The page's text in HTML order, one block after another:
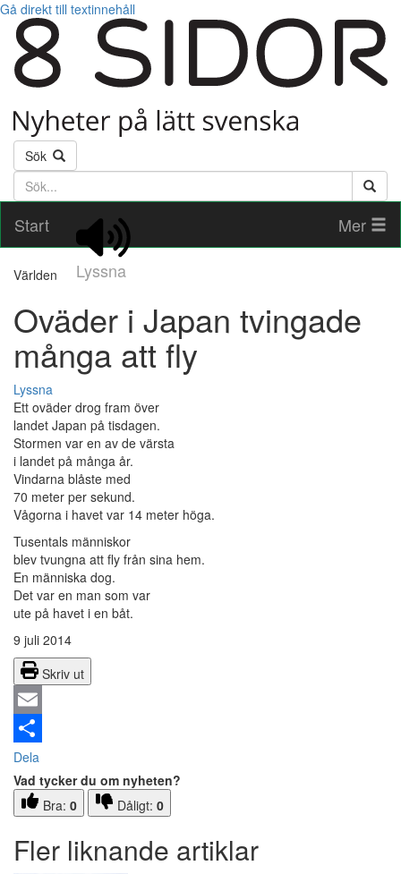
Gå direkt till textinnehåll
Sök
Söktext
Start
Lyssna
Mer
Världen
Oväder i Japan tvingade
många att fly
Lyssna
Ett oväder drog fram över
landet Japan på tisdagen.
Stormen var en av de värsta
i landet på många år.
Vindarna blåste med
70 meter per sekund.
Vågorna i havet var 14 meter höga.
Tusentals människor
blev tvungna att fly från sina hem.
En människa dog.
Det var en man som var
ute på havet i en båt.
9 juli 2014
Skriv ut
Email
Dela
Vad tycker du om nyheten?
Bra: 0 Dåligt: 0
Fler liknande artiklar